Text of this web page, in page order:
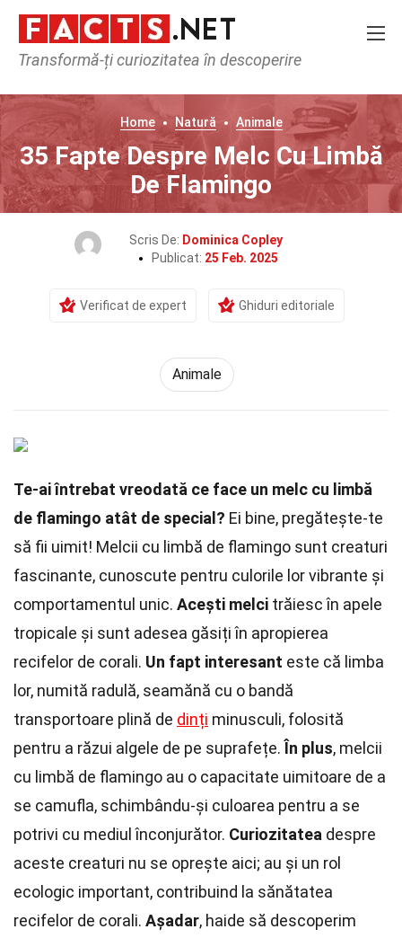
Transformă-ți curiozitatea în descoperire
Home Natură Animale
35 Fapte Despre Melc Cu Limbă
De Flamingo
Scris De: Dominica Copley
Publicat: 25 Feb. 2025
Verificat de expert Ghiduri editoriale
Animale
Te-ai întrebat vreodată ce face un melc cu limbă
de flamingo atât de special? Ei bine, pregătește-te
să fii uimit! Melcii cu limbă de flamingo sunt creaturi
fascinante, cunoscute pentru culorile lor vibrante și
comportamentul unic. Acești melci trăiesc în apele
tropicale și sunt adesea găsiți în apropierea
recifelor de corali. Un fapt interesant este că limba
lor, numită radulă, seamănă cu o bandă
transportoare plină de dinți minusculi, folosită
pentru a răzui algele de pe suprafețe. În plus, melcii
cu limbă de flamingo au o capacitate uimitoare de a
se camufla, schimbându-și culoarea pentru a se
potrivi cu mediul înconjurător. Curiozitatea despre
aceste creaturi nu se oprește aici; au și un rol
ecologic important, contribuind la sănătatea
recifelor de corali. Așadar, haide să descoperim